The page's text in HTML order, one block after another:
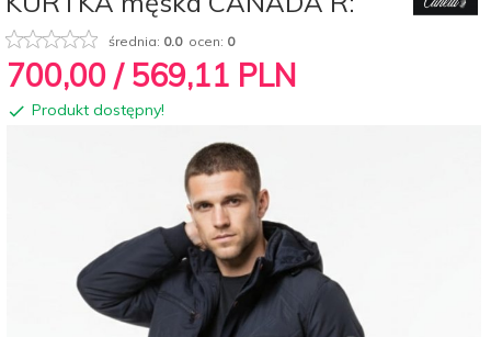
średnia: 0.0ocen: 0
700,00 / 569,11 PLN
Produkt dostępny!